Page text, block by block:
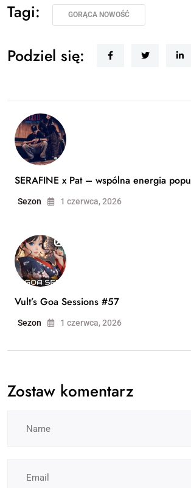
Tagi: GORĄCA NOWOŚĆ
Podziel się:
SERAFINE x Pat – wspólna energia popu
Sezon 1 czerwca, 2026
Vult’s Goa Sessions #57
Sezon 1 czerwca, 2026
Zostaw komentarz